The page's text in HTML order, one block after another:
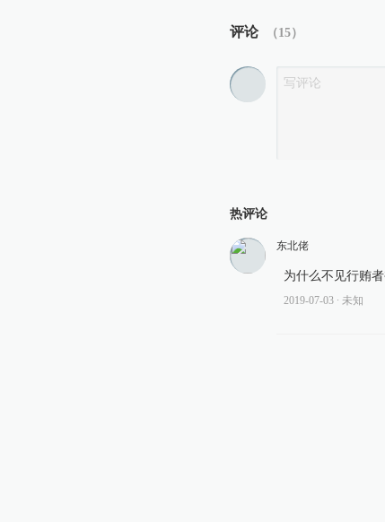
评论 （15）
热评论
东北佬
为什么不见行贿
2019-07-03 ∙ 未知